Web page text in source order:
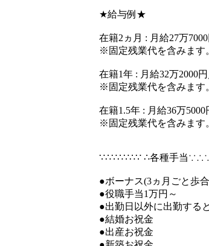
★給与例★
在籍2ヵ月 : 月給27万
※固定残業代を含みます
在籍1年 : 月給32万2000
※固定残業代を含みます
在籍1.5年 : 月給36万
※固定残業代を含みます
∵∴∵∴∵∴∵ ∴各種手当
●ボーナス(3ヵ月ごと歩
●役職手当1万円～
●出勤日以外に出勤する
●結婚お祝金
●出産お祝金